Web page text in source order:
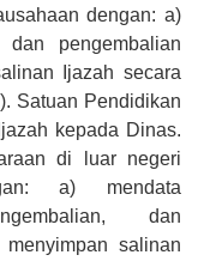
dengan: a)
dan pengembalian
Ijazah secara
Satuan Pendidikan
kepada Dinas.
di luar negeri
a) mendata
dan
salinan